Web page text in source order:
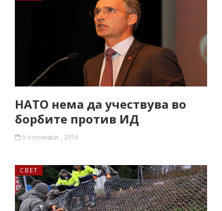
НАТО нема да учествува во
борбите против ИД
5 октомври , 2016
СВЕТ